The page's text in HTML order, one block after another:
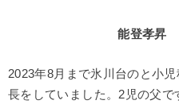
能登孝昇
2023年8月まで氷川台のと小
長をしていました。2児の父で